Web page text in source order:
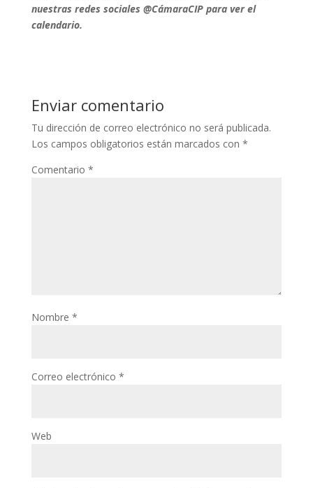
nuestras redes sociales @CámaraCIP para ver el
calendario.
Enviar comentario
Tu dirección de correo electrónico no será publicada.
Los campos obligatorios están marcados con *
Comentario *
Nombre *
Correo electrónico *
Web